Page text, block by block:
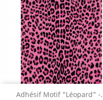
Adhésif Motif "Léopard" -...
150,00 €